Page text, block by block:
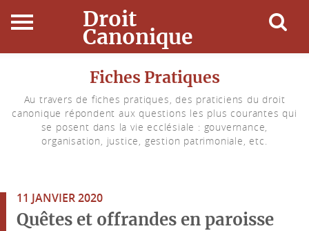
Droit
Canonique
Droit Canonique
Ressources
Connexion
Fiches Pratiques
Au travers de fiches pratiques, des praticiens du droit
canonique répondent aux questions les plus courantes qui
se posent dans la vie ecclésiale : gouvernance,
organisation, justice, gestion patrimoniale, etc.
11 JANVIER 2020
Quêtes et offrandes en paroisse